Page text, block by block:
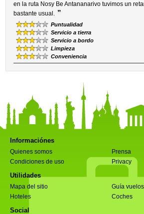
en la ruta Nosy Be Antananarivo tuvimos un
bastante usual. ”
Puntualidad
Servicio a tierra
Servicio a bordo
Limpieza
Conveniencia
Informaciónes
Quienes somos
Prensa
Condiciones de uso
Privacy
Utilidades
Mapa del sitio
Guía
Hoteles
Coches
Social